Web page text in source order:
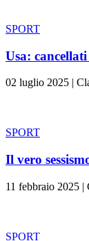
SPORT
Usa:
02 luglio 2025 |
SPORT
Il vero
11 febbraio 2025 |
SPORT